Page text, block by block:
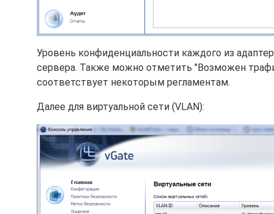
Уровень конфиденциальности каждого из
сервера. Также можно отметить "Возможен
соответствует некоторым регламентам.
Далее для виртуальной сети (VLAN):